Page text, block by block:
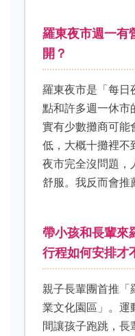
羅東夜市週一有
開？
羅東夜市是「每日
點和許多週一休市
實有少數攤商可能
低，大概十攤裡不
夜市完全沒問題，
舒服。我反而會推
帶小孩和長輩來
行程如何安排才
親子長輩團首推「
業文化園區」。運
間讓孩子跑跳，長